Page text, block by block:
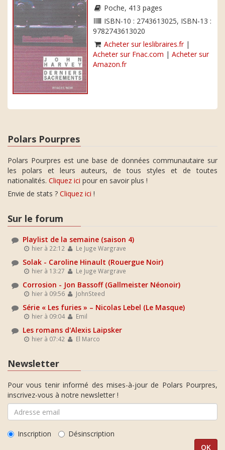
Poche, 413 pages
ISBN-10 : 2743613025, ISBN-13 :
9782743613020
Acheter sur leslibraires.fr|
Acheter sur Fnac.com | Acheter sur
Amazon.fr
Polars Pourpres
Polars Pourpres est une base de données communautaire sur
les polars et leurs auteurs, de tous styles et de toutes
nationalités. Cliquez ici pour en savoir plus !
Envie de stats ? Cliquez ici !
Sur le forum
Playlist de la semaine (saison 4)
hier à 22:12 Le Juge Wargrave
Solak - Caroline Hinault (Rouergue Noir)
hier à 13:27 Le Juge Wargrave
Corrosion - Jon Bassoff (Gallmeister Néonoir)
hier à 09:56 JohnSteed
Série « Les furies » – Nicolas Lebel (Le Masque)
hier à 09:04 Emil
Les romans d'Alexis Laipsker
hier à 07:42 El Marco
Newsletter
Pour vous tenir informé des mises-à-jour de Polars Pourpres,
inscrivez-vous à notre newsletter !
Inscription Désinscription